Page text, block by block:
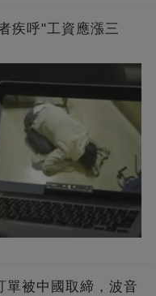
疾呼"工資應漲三
單被中國取締，波音